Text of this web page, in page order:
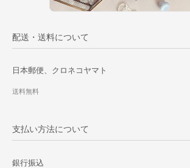
配送・送料について
日本郵便、クロネコヤマト
送料無料
支払い方法について
銀行振込